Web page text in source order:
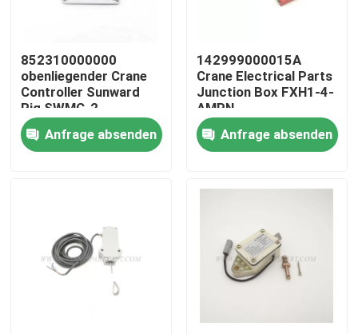
Qualitätskontrolle
Kontakt
Ersatzteile des Kranes
852310000000
obenliegender Crane
Controller Sunward
Rig SWMC-2
Anfrage absenden
142999000015A
Crane Electrical Parts
Junction Box FXH1-4-
AMPN
Anfrage absenden